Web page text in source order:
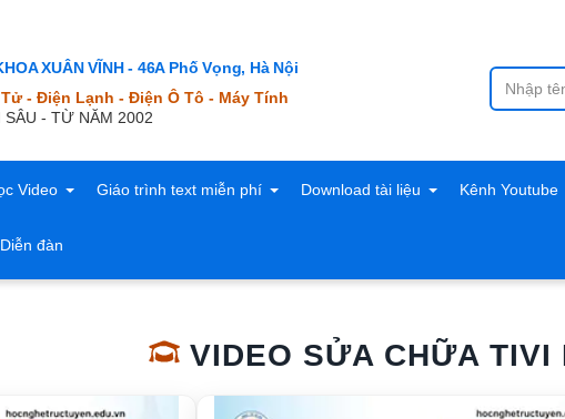
XUÂN VĨNH - 46A Phố Vọng, Hà Nội
- Điện Lạnh - Điện Ô Tô - Máy Tính
SÂU - TỪ NĂM 2002
Video Giáo trình text miễn phí Download tài liệu Kênh Youtube
Diễn đàn
VIDEO SỬA CHỮA TIVI